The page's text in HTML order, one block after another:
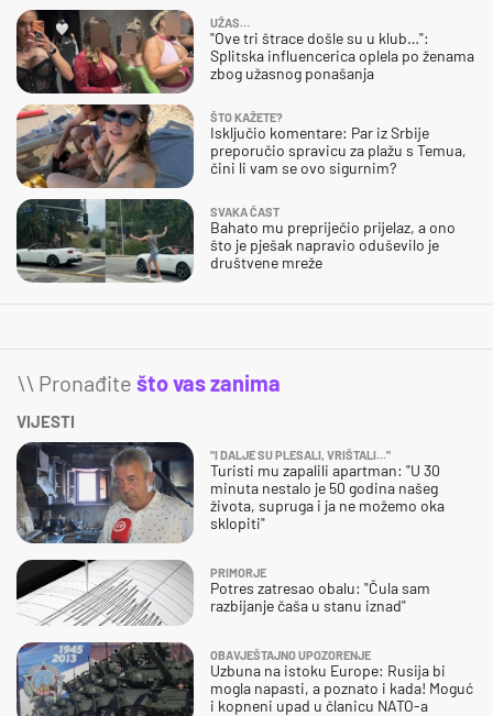
UŽAS…
"Ove tri štrace došle su u klub…":
Splitska influencerica oplela po ženama
zbog užasnog ponašanja
ŠTO KAŽETE?
Isključio komentare: Par iz Srbije
preporučio spravicu za plažu s Temua,
čini li vam se ovo sigurnim?
SVAKA ČAST
Bahato mu prepriječio prijelaz, a ono
što je pješak napravio oduševilo je
društvene mreže
\\ Pronađite što vas zanima
VIJESTI
"I DALJE SU PLESALI, VRIŠTALI..."
Turisti mu zapalili apartman: "U 30
minuta nestalo je 50 godina našeg
života, supruga i ja ne možemo oka
sklopiti"
PRIMORJE
Potres zatresao obalu: "Čula sam
razbijanje čaša u stanu iznad"
OBAVJEŠTAJNO UPOZORENJE
Uzbuna na istoku Europe: Rusija bi
mogla napasti, a poznato i kada! Moguć
i kopneni upad u članicu NATO-a